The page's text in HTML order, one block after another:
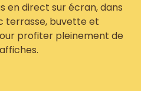
en direct sur écran, dans
terrasse, buvette et
profiter pleinement de